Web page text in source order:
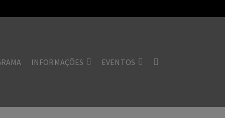
INFORMAÇÕES EVENTOS